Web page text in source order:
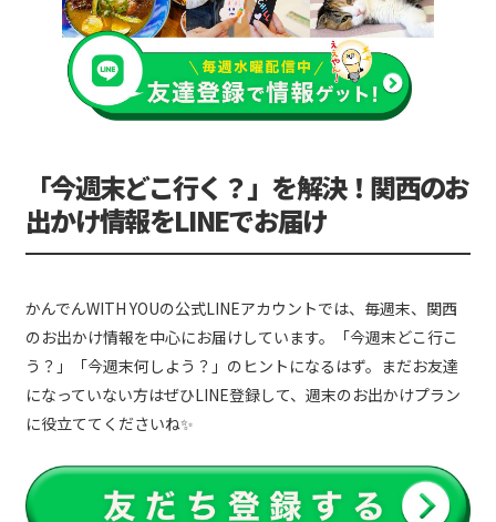
「今週末どこ行く？」を解決！関西のお
出かけ情報をLINEでお届け
かんでんWITH YOUの公式LINEアカウントでは、毎週末、関西
のお出かけ情報を中心にお届けしています。「今週末どこ行こ
う？」「今週末何しよう？」のヒントになるはず。まだお友達
になっていない方はぜひLINE登録して、週末のお出かけプラン
に役立ててくださいね✨